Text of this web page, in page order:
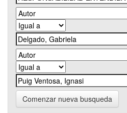
Comenzar nueva busqueda